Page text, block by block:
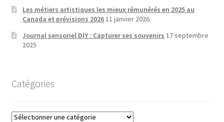
Les métiers artistiques les mieux rémunérés en 2025 au
Canada et prévisions 202611 janvier 2026
Journal sensoriel DIY : Capturer ses souvenirs 17 septembre
2025
Catégories
Catégories